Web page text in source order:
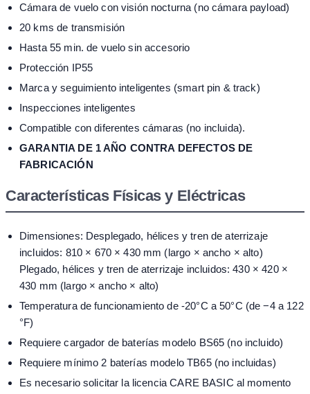
Cámara de vuelo con visión nocturna (no cámara payload)
20 kms de transmisión
Hasta 55 min. de vuelo sin accesorio
Protección IP55
Marca y seguimiento inteligentes (smart pin & track)
Inspecciones inteligentes
Compatible con diferentes cámaras (no incluida).
GARANTIA DE 1 AÑO CONTRA DEFECTOS DE
FABRICACIÓN
Características Físicas y Eléctricas
Dimensiones: Desplegado, hélices y tren de aterrizaje
incluidos: 810 × 670 × 430 mm (largo × ancho × alto)
Plegado, hélices y tren de aterrizaje incluidos: 430 × 420 ×
430 mm (largo × ancho × alto)
Temperatura de funcionamiento de -20°C a 50°C (de −4 a 122
°F)
Requiere cargador de baterías modelo BS65 (no incluido)
Requiere mínimo 2 baterías modelo TB65 (no incluidas)
Es necesario solicitar la licencia CARE BASIC al momento